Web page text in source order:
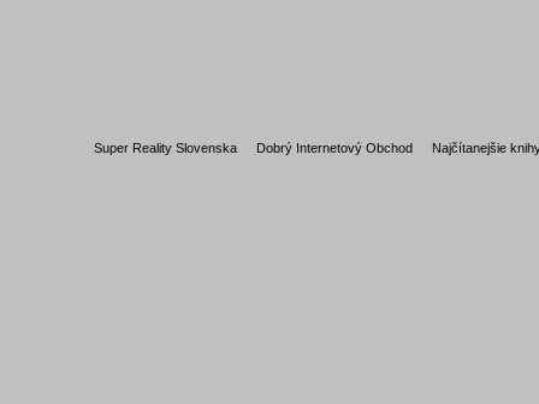
Super Reality Slovenska Dobrý Internetový Obchod Najčítanejšie